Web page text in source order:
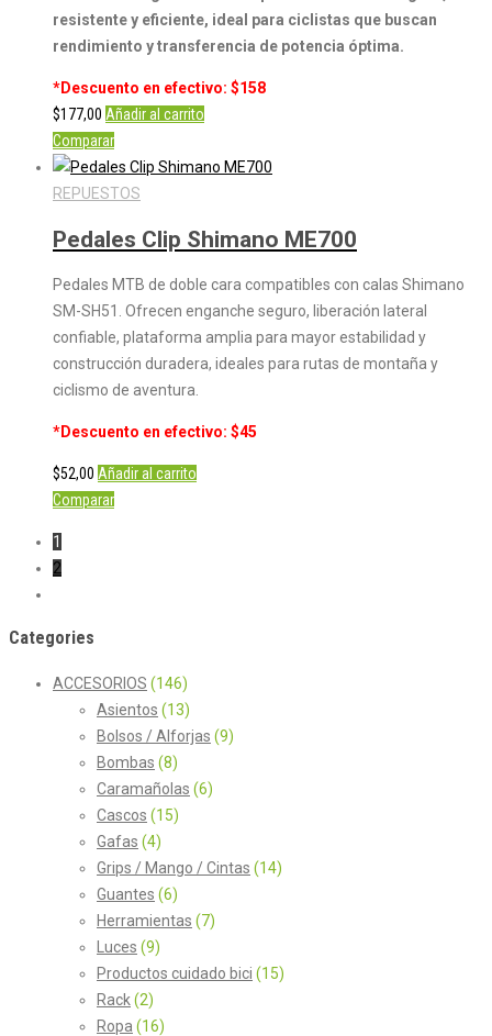
resistente y eficiente, ideal para ciclistas que buscan
rendimiento y transferencia de potencia óptima.
*Descuento en efectivo: $158
$177,00 Añadir al carrito
Comparar
REPUESTOS
Pedales Clip Shimano ME700
Pedales MTB de doble cara compatibles con calas Shimano
SM-SH51. Ofrecen enganche seguro, liberación lateral
confiable, plataforma amplia para mayor estabilidad y
construcción duradera, ideales para rutas de montaña y
ciclismo de aventura.
*Descuento en efectivo: $45
$52,00 Añadir al carrito
Comparar
1
2
Categories
ACCESORIOS (146)
Asientos (13)
Bolsos / Alforjas (9)
Bombas (8)
Caramañolas (6)
Cascos (15)
Gafas (4)
Grips / Mango / Cintas (14)
Guantes (6)
Herramientas (7)
Luces (9)
Productos cuidado bici (15)
Rack(2)
Ropa (16)